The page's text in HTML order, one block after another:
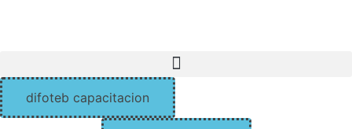
difoteb capacitacion